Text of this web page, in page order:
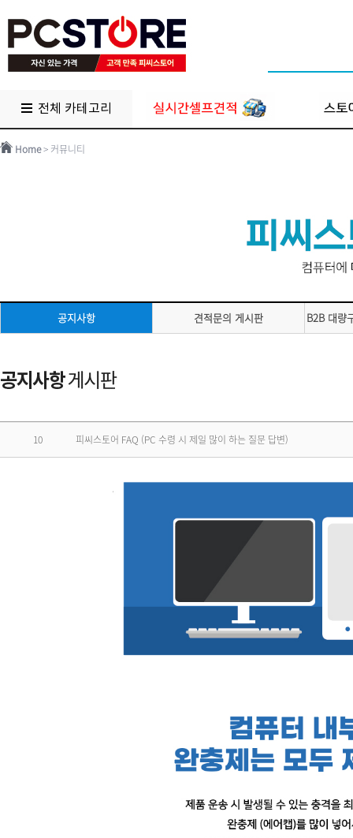
전체 카테고리
Home> 커뮤니티
공지사항 견적문의 게시판 B2B 대량
10 피씨스토어 FAQ (PC 수령 시 제일 많이 하는 질문 답변)